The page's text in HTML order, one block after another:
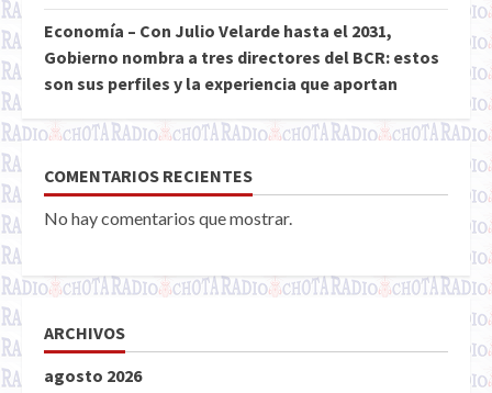
Economía – Con Julio Velarde hasta el 2031,
Gobierno nombra a tres directores del BCR: estos
son sus perfiles y la experiencia que aportan
COMENTARIOS RECIENTES
No hay comentarios que mostrar.
ARCHIVOS
agosto 2026